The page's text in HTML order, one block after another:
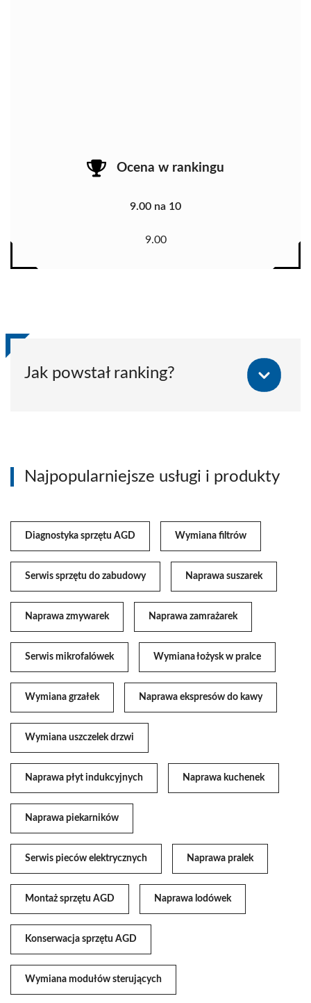
Ocena w rankingu
9.00 na 10
9.00
Jak powstał ranking?
Najpopularniejsze usługi i produkty
Diagnostyka sprzętu AGD Wymiana filtrów
Serwis sprzętu do zabudowy Naprawa suszarek
Naprawa zmywarek Naprawa zamrażarek
Serwis mikrofalówek Wymiana łożysk w pralce
Wymiana grzałek Naprawa ekspresów do kawy
Wymiana uszczelek drzwi
Naprawa płyt indukcyjnych Naprawa kuchenek
Naprawa piekarników
Serwis pieców elektrycznych Naprawa pralek
Montaż sprzętu AGD Naprawa lodówek
Konserwacja sprzętu AGD
Wymiana modułów sterujących